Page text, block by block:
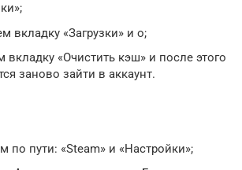
вкладку «Загрузки» и о;
вкладку «Очистить кэш» и после этого
заново зайти в аккаунт.
по пути: «Steam» и «Настройки»;